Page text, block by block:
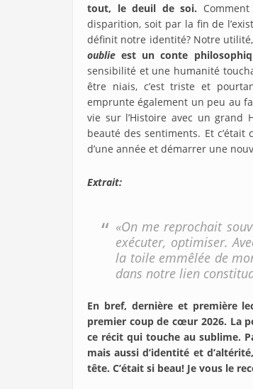
tout, le deuil de soi.
disparition, soit par la fin de
définit notre identité? Notre
oublie est un conte
sensibilité et une humanité
être niais, c’est triste et
emprunte également un peu au
vie sur l’Histoire avec un grand
beauté des sentiments. Et
d’une année et démarrer une
Extrait:
«On me reprochait
exécuter, optimiser.
la toile emmêlée de
dans notre lien
En bref, dernière et première
premier coup de cœur 2026. La
ce récit qui touche au sublime.
mais aussi d’identité et
tête. C’était si beau! Je vous le